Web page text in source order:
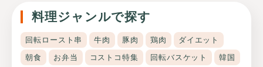
料理ジャンルで探す
回転ロースト串 牛肉 豚肉 鶏肉
ダイエット
朝食
お弁当 コストコ特集 回転バスケット
韓国